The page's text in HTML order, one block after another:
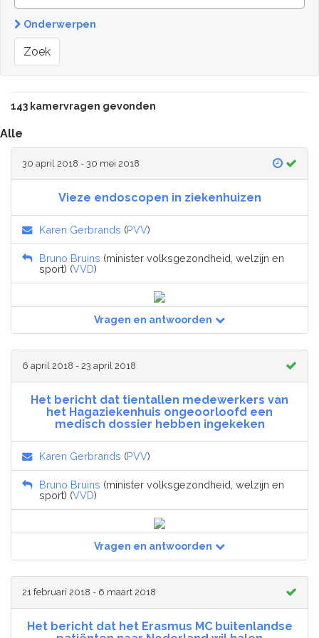
Onderwerpen
Zoek
143 kamervragen gevonden
Alle
30 april 2018 - 30 mei 2018
Vieze endoscopen in ziekenhuizen
Karen Gerbrands (PVV)
Bruno Bruins (minister volksgezondheid, welzijn en
sport) (VVD)
Vragen en antwoorden
6 april 2018 - 23 april 2018
Het bericht dat tientallen medewerkers van
het Hagaziekenhuis ongeoorloofd een
medisch dossier hebben ingekeken
Karen Gerbrands (PVV)
Bruno Bruins (minister volksgezondheid, welzijn en
sport) (VVD)
Vragen en antwoorden
21 februari 2018 - 6 maart 2018
Het bericht dat het Erasmus MC buitenlandse